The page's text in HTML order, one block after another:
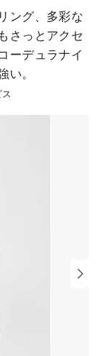
ング、多彩な
さっとアクセ
ーデュラナイ
い。